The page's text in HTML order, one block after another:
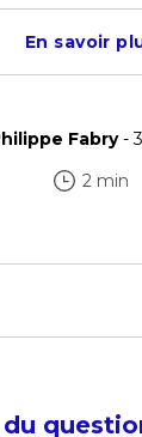
En savoir
Fabry-
2 min